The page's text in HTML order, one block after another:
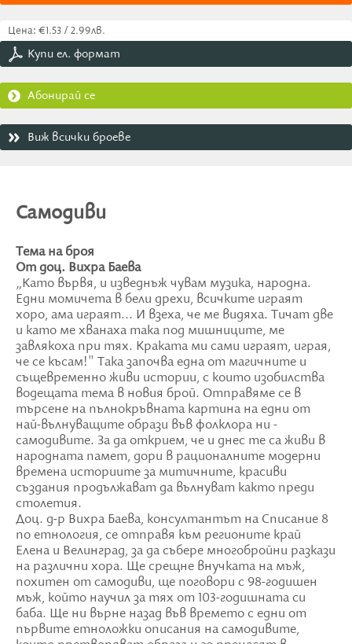
Цена: €1.53 / 2.99лв.
Купи ел. формат
Абонирай се
Виж всички броеве
Самодиви
Тема на броя
От доц. Вихра Баева
„Като вървя, и изведнъж чувам музика, народна.
Едни момичета в бели дрехи, всичките играят
хоро, ама играят... И взеха, че ме видяха. Тичат две
и като ме хванаха така под мишниците, ме
завлякоха при тях. Краката ми сами играят, играя,
че се късам!" Така започва една от магичните и
същевременно живи истории, с които изобилства
водещата тема в новия брой. Отправяме се в
търсене на пълнокръвната картина на едни от
най-вълнуващите образи във фолклора ни -
самодивите. За да открием, че и днес те са живи в
народната памет, дори в рационалните модерни
времена историите за митичните, красиви
създания продължават да вълнуват както преди
столетия.
Доц. д-р Вихра Баева, консултантът на Списание 8
по етнология, се отправя към регионите край
Елена и Велинград, за да събере многобройни разкази
на различни хора. Ще срещне внучката на мъж,
похитен от самодиви, ще поговори с 98-годишен
мъж, който научил за тях от 103-годишната си
баба. Ще ни върне назад във времето с едни от
първите етноложки описания на самодивите,